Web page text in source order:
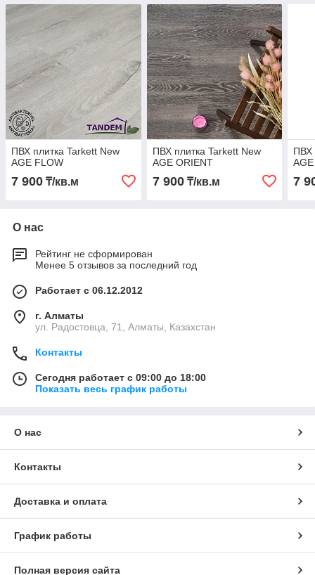
ПВХ плитка Tarkett New
AGE FLOW
7 900 ₸/кв.м
ПВХ плитка Tarkett New
AGE ORIENT
7 900₸/кв.м
ПВХ
7
О нас
Рейтинг не сформирован
Менее 5 отзывов за последний год
Работает с 06.12.2012
г. Алматы
ул. Радостовца, 71, Алматы, Казахстан
Контакты
Сегодня работает с 09:00 до 18:00
Показать весь график работы
О нас
Контакты
Доставка и оплата
График работы
Полная версия сайта